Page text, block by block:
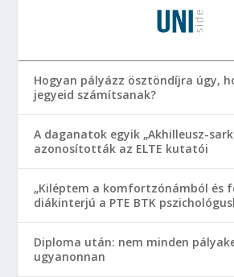
Hogyan pályázz ösztöndíjra úgy,
jegyeid számítsanak?
A daganatok egyik „Akhilleusz-
azonosították az ELTE kutatói
„Kiléptem a komfortzónámból és
diákinterjú a PTE BTK
Diploma után: nem minden
ugyanonnan